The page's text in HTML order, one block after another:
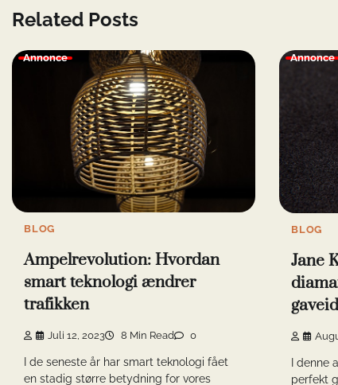
Related Posts
Annonce
BLOG
Ampelrevolution: Hvordan
smart teknologi ændrer
trafikken
Juli 12, 2023 8 Min Read 0
I de seneste år har smart teknologi fået
en stadig større betydning for vores
Annonce
BLOG
Jane
I
perfekt